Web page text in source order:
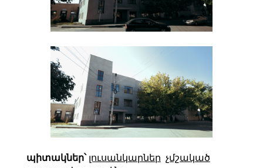
պիտակներ՝ լուսանկարներ չմշակած